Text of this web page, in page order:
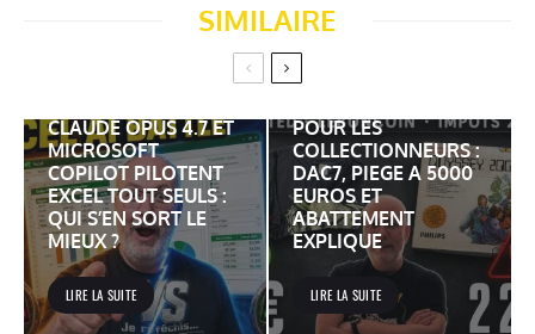
SIMILAIRE
CLAUDE OPUS 4.7 ET
MICROSOFT
COPILOT PILOTENT
EXCEL TOUT SEULS :
QUI S’EN SORT LE
MIEUX ?
LIRE LA SUITE
VINTED LEBONCOIN
POUR LES
COLLECTIONNEURS :
DAC7, PIEGE A 5000
EUROS ET
ABATTEMENT
EXPLIQUE
LIRE LA SUITE